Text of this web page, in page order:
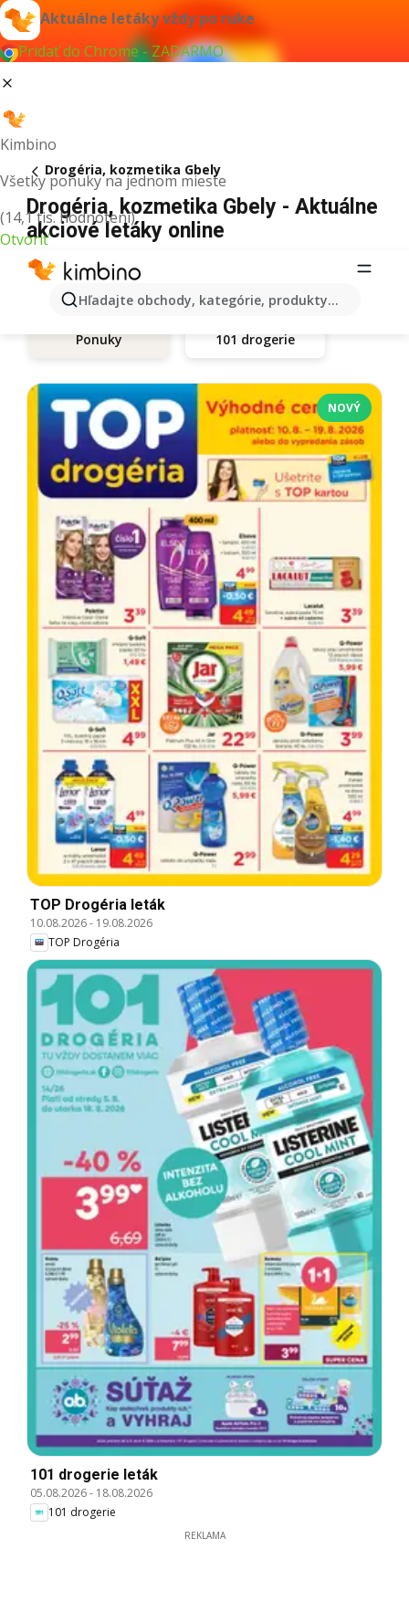
Aktuálne letáky vždy po ruke
Pridať do Chrome - ZADARMO
Kimbino
Všetky ponuky na jednom mieste
(14,1 tis. hodnotení)
Otvoriť
Hľadajte obchody, kategórie, produkty...
Drogéria, kozmetika Gbely
Drogéria, kozmetika Gbely - Aktuálne
akciové letáky online
Ponuky 101 drogerie
NOVÝ
TOP Drogéria leták
10.08.2026- 19.08.2026
TOP Drogéria
101 drogerie leták
05.08.2026- 18.08.2026
101 drogerie
REKLAMA